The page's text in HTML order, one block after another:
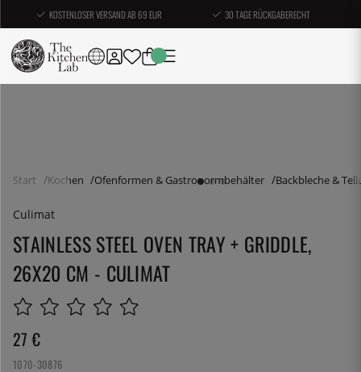
KOSTENLOSER VERSAND AB 69 EUR 30 TAGE RÜCKGABERECHT
Start Kochen Ofenformen & Gastronormbehälter Backbleche &
Culimat
STAINLESS STEEL OVEN TRAY + GRIDDLE,
26X20 CM - CULIMAT
27 €
1070-30876